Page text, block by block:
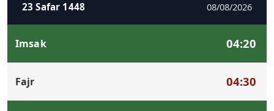
Comment
23 Safar 1448 08/08/2026
Imsak 04:20
Fajr 04:30